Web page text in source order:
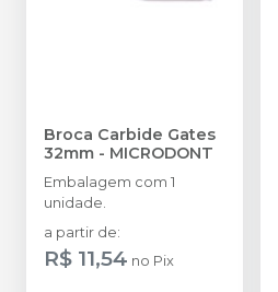
Broca Carbide Gates
32mm - MICRODONT
Embalagem com 1
unidade.
a partir de:
R$ 11,54 no Pix